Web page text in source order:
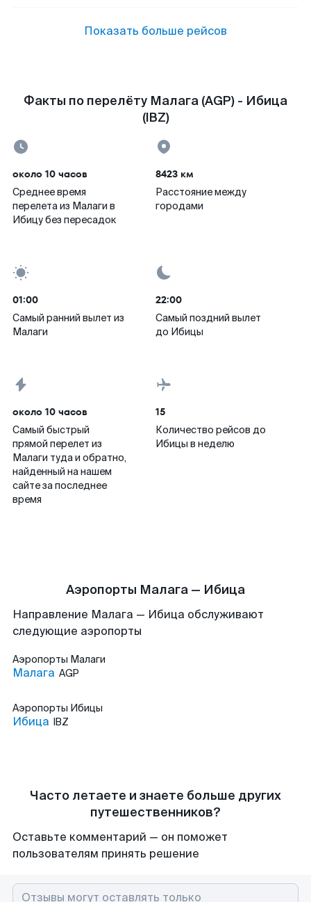
Показать больше рейсов
Факты по перелёту Малага (AGP) - Ибица
(IBZ)
около 10 часов
Среднее время
перелета из Малаги в
Ибицу без пересадок
8423 км
Расстояние между
городами
01:00
Самый ранний вылет из
Малаги
22:00
Самый поздний вылет
до Ибицы
около 10 часов
Самый быстрый
прямой перелет из
Малаги туда и обратно,
найденный на нашем
сайте за последнее
время
15
Количество рейсов до
Ибицы в неделю
Аэропорты Малага — Ибица
Направление Малага — Ибица обслуживают
следующие аэропорты
Аэропорты Малаги
Малага AGP
Аэропорты Ибицы
Ибица IBZ
Часто летаете и знаете больше других
путешественников?
Оставьте комментарий — он поможет
пользователям принять решение